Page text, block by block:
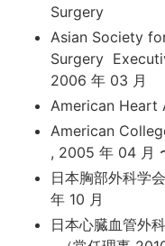
Surgery
Asian Society
Surgery
2006 年 03 月
American Heart
American
, 2005 年 04 月
日本胸部外科学
年 10 月
日本心臓血管外